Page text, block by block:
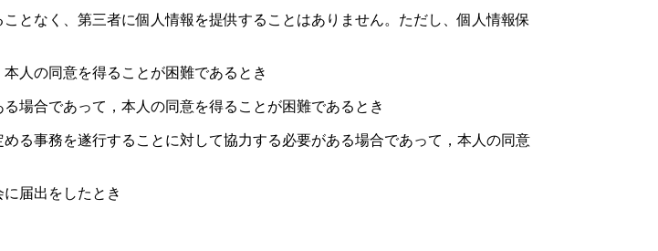
となく、第三者に個人情報を提供することはありません。ただし、個人情報保
人の同意を得ることが困難であるとき
場合であって，本人の同意を得ることが困難であるとき
る事務を遂行することに対して協力する必要がある場合であって，本人の同意
届出をしたとき